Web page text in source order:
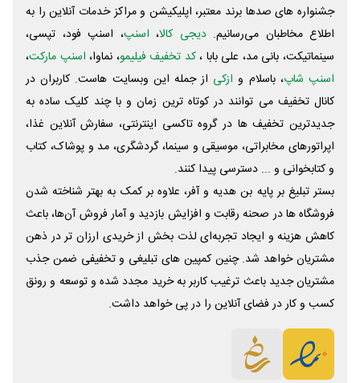
جشنواره های صدها برند معتبر، اپلیکیشن و مراکز خدمات آنلاین را به
اطلاع مخاطبان می‌رسانیم. دیجی کالا، اسنپ، اسنپ فود، تپسی،
سینماتیکت، بانی مد، علی‌ بابا ،کد تخفیف فیلیمو، نماوا، اسنپ مارکت،
اسنپ شاپ، باسلام و ازکی از جمله این وبسایت ‌هاست. کاربران در
کانال تخفیف می توانند در کوتاه ترین زمان و با چند کلیک ساده به
جدیدترین تخفیف ها در گروه تاکسی اینترنتی، سفارش آنلاین غذا،
اپراتورهای مخابراتی، موسیقی و سینما، گردشگری، مد و پوشاک، کتاب
و کتابخوانی و ... دسترسی پیدا کنند.
بستر تبلیغ بر پایه بن هدیه و آفر، علاوه بر کمک به بهتر شناخته شدن
فروشگاه ها در صحنه رقابت و افزایش بازدید و آمار فروش آن‌ها، باعث
کاهش هزینه و ایجاد تجربه‌ای لذت بخش از خریدی ارزان تر در ذهن
مشتریان خواهد شد. چنین کمپین های تبلیغی و تخفیفی ضمن جذب
مشتریان جدید باعث ترغیب کاربر به خرید مجدد شده و توسعه و رونق
کسب و کار در فضای آنلاین را در پی خواهد داشت.